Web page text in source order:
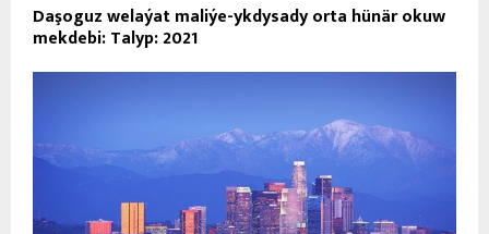
Daşoguz welaýat maliýe-ykdysady orta hünär okuw
mekdebi: Talyp: 2021